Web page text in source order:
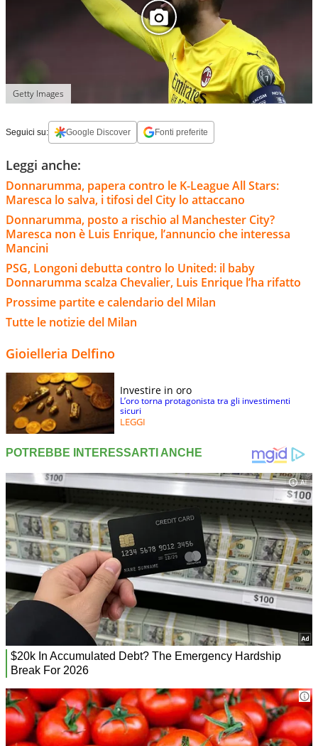
Getty Images
Seguici su: Google Discover Fonti preferite
Leggi anche:
Donnarumma, papera contro le K-League All Stars:
Maresca lo salva, i tifosi del City lo attaccano
Donnarumma, posto a rischio al Manchester City?
Maresca non è Luis Enrique, l’annuncio che interessa
Mancini
PSG, Longoni debutta contro lo United: il baby
Donnarumma scalza Chevalier, Luis Enrique l’ha rifatto
Prossime partite e calendario del Milan
Tutte le notizie del Milan
Gioielleria Delfino
Investire in oro
L’oro torna protagonista tra gli investimenti
sicuri
LEGGI